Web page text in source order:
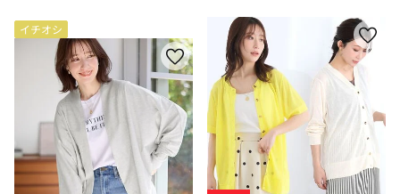
イチオシ